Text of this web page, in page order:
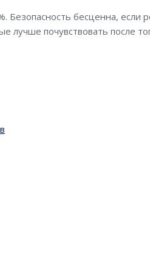
бесценна, если
почувствовать после